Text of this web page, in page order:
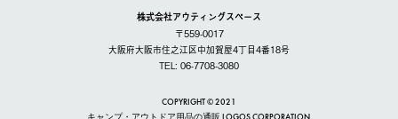
株式会社アウティングスペース
〒559-0017
大阪府大阪市住之江区中加賀屋4丁目4番18号
TEL: 06-7708-3080
COPYRIGHT © 2021